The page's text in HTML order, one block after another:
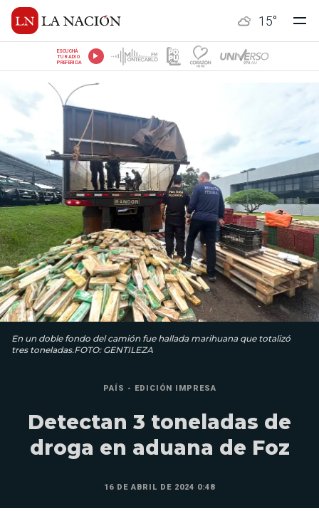
15°
ESCUCHÁ
TU RADIO
PREFERIDA
En un doble fondo del camión fue hallada marihuana que totalizó
tres toneladas.FOTO: GENTILEZA
PAÍS - EDICIÓN IMPRESA
Detectan 3 toneladas de
droga en aduana de Foz
16 DE ABRIL DE 2024 0:48